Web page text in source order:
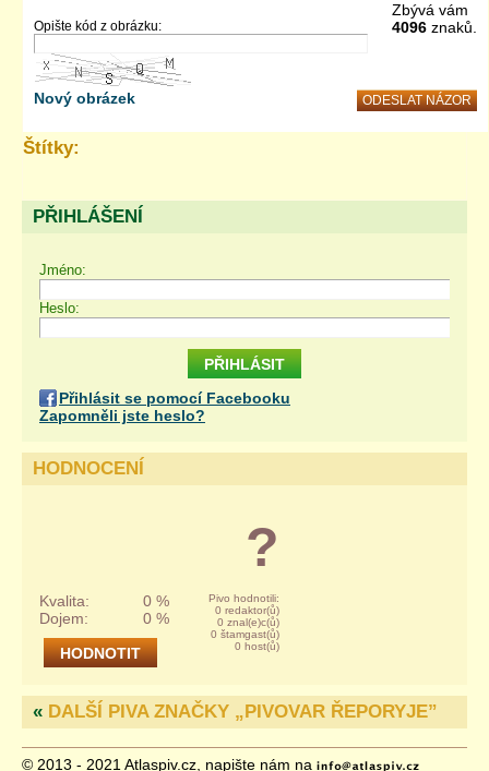
Zbývá vám
4096 znaků.
Opište kód z obrázku:
Nový obrázek
Štítky:
PŘIHLÁŠENÍ
Jméno:
Heslo:
Přihlásit se pomocí Facebooku
Zapomněli jste heslo?
HODNOCENÍ
?
Kvalita: 0 %
Pivo hodnotili:
0 redaktor(ů)
0 znal(e)c(ů)
0 štamgast(ů)
0 host(ů)
Dojem: 0 %
« DALŠÍ PIVA ZNAČKY „PIVOVAR ŘEPORYJE”
© 2013 - 2021 Atlaspiv.cz, napište nám na